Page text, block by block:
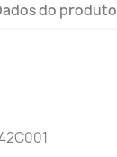
do produto